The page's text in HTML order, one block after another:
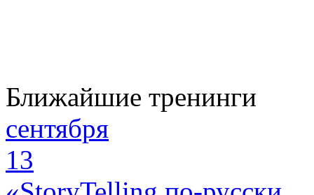
Ближайшие тренинги
сентября
13